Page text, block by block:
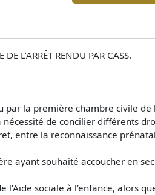
L’ARRÊT RENDU PAR CASS.
par la première chambre civile
de concilier différents
entre la reconnaissance
ayant souhaité accoucher en
sociale à l’enfance, alors